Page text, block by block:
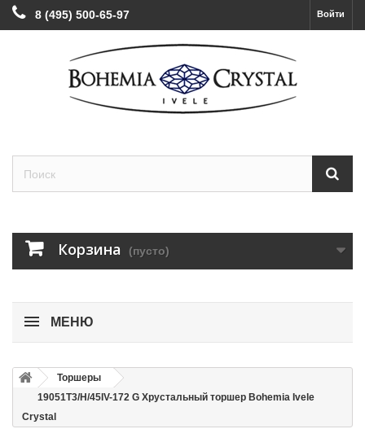
Войти
8 (495) 500-65-97
Корзина (пусто)
МЕНЮ
Торшеры
19051T3/H/45IV-172 G Хрустальный торшер Bohemia Ivele
Crystal